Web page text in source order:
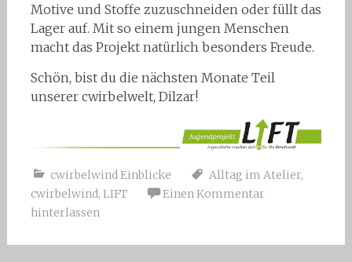
Motive und Stoffe zuzuschneiden oder füllt das
Lager auf. Mit so einem jungen Menschen
macht das Projekt natürlich besonders Freude.
Schön, bist du die nächsten Monate Teil
unserer cwirbelwelt, Dilzar!
cwirbelwind Einblicke Alltag im Atelier,
cwirbelwind, LIFT
Einen Kommentar
hinterlassen